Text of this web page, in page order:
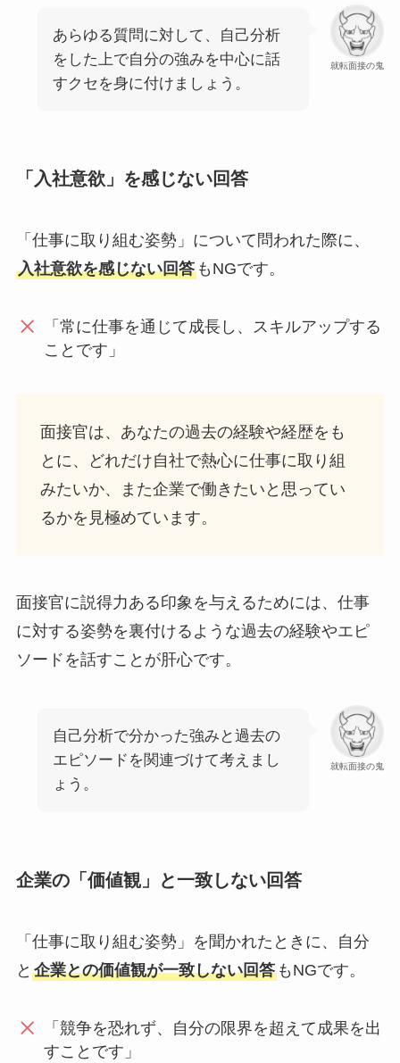
就転面接の鬼
あらゆる質問に対して、自己分析
をした上で自分の強みを中心に話
すクセを身に付けましょう。
「入社意欲」を感じない回答
「仕事に取り組む姿勢」について問われた際に、
入社意欲を感じない回答もNGです。
「常に仕事を通じて成長し、スキルアップする
ことです」
面接官は、あなたの過去の経験や経歴をも
とに、どれだけ自社で熱心に仕事に取り組
みたいか、また企業で働きたいと思ってい
るかを見極めています。
面接官に説得力ある印象を与えるためには、仕事
に対する姿勢を裏付けるような過去の経験やエピ
ソードを話すことが肝心です。
就転面接の鬼
自己分析で分かった強みと過去の
エピソードを関連づけて考えまし
ょう。
企業の「価値観」と一致しない回答
「仕事に取り組む姿勢」を聞かれたときに、自分
と 企業との価値観が一致しない回答もNGです。
「競争を恐れず、自分の限界を超えて成果を出
すことです」